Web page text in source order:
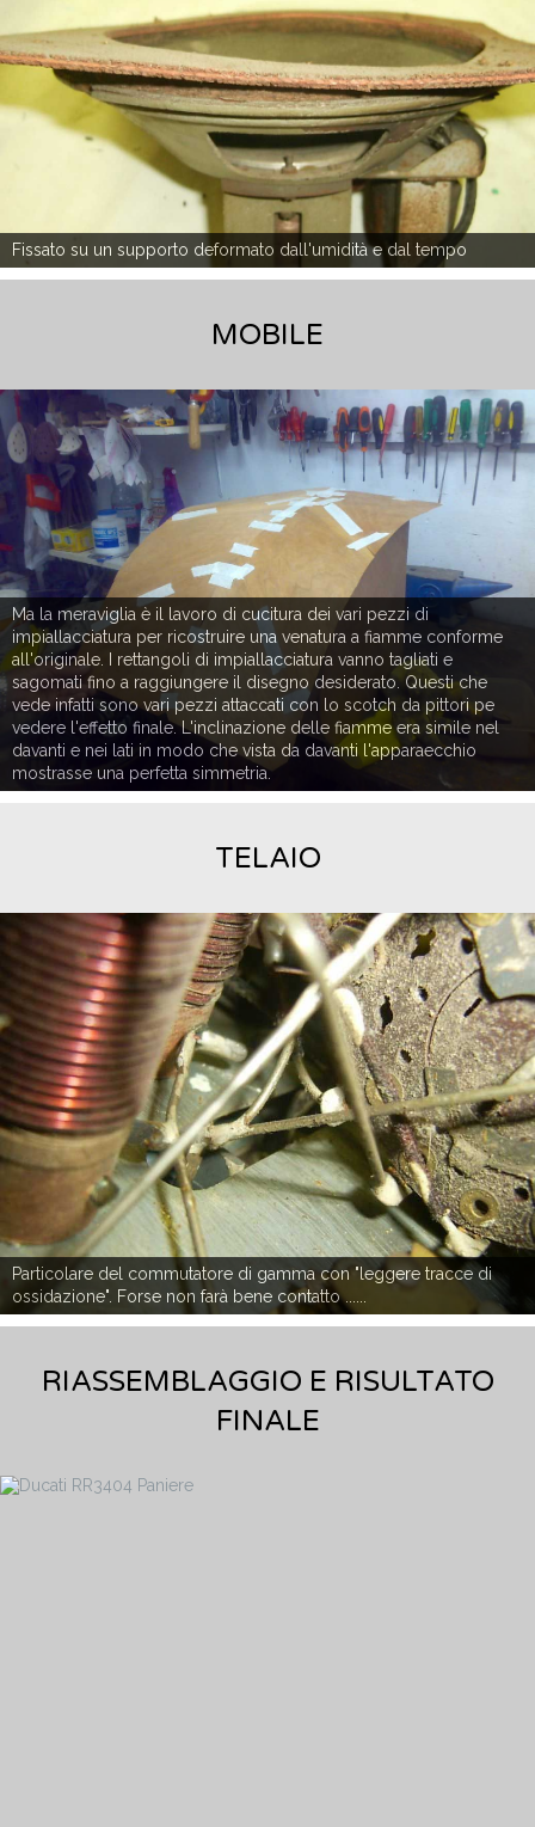
Fissato su un supporto deformato dall'umidità e dal tempo
MOBILE
Ma la meraviglia è il lavoro di cucitura dei vari pezzi di
impiallacciatura per ricostruire una venatura a fiamme conforme
all'originale. I rettangoli di impiallacciatura vanno tagliati e
sagomati fino a raggiungere il disegno desiderato. Questi che
vede infatti sono vari pezzi attaccati con lo scotch da pittori pe
vedere l'effetto finale. L'inclinazione delle fiamme era simile nel
davanti e nei lati in modo che vista da davanti l'apparaecchio
mostrasse una perfetta simmetria.
TELAIO
Particolare del commutatore di gamma con "leggere tracce di
ossidazione". Forse non farà bene contatto ......
RIASSEMBLAGGIO E RISULTATO
FINALE